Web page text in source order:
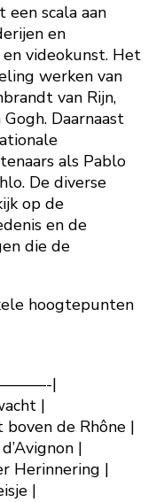
scala aan
en
videokunst. Het
werken van
van Rijn,
Daarnaast
als Pablo
De diverse
op de
en de
die de
hoogtepunten
|
|
de Rhône |
|
Herinnering |
|